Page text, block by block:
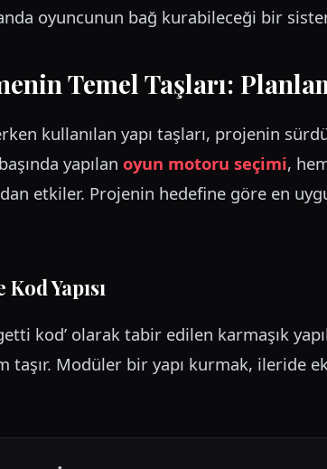
oyuncunun bağ kurabileceği bir
Temel Taşları:
kullanılan yapı taşları, projenin
yapılanoyun motoru seçimi,
etkiler. Projenin hedefine göre en
Yapısı
kod’ olarak tabir edilen karmaşık
taşır. Modüler bir yapı kurmak, ileride